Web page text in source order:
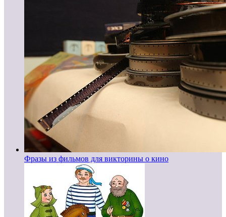
Фразы из фильмов для викторины о кино